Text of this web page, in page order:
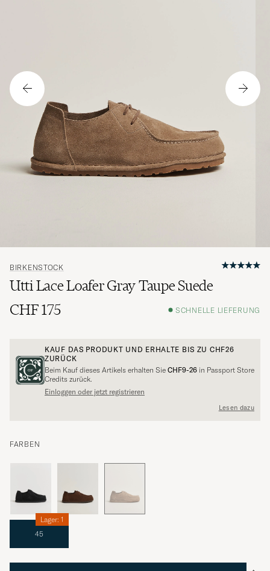
BIRKENSTOCK
Utti Lace Loafer Gray Taupe Suede
CHF 175
SCHNELLE LIEFERUNG
KAUF DAS PRODUKT UND ERHALTE BIS ZU CHF26
ZURÜCK
Beim Kauf dieses Artikels erhalten Sie CHF9-26 in Passport Store
Credits zurück.
Einloggen oder jetzt registrieren
Lesen dazu
FARBEN
45
Lager: 1